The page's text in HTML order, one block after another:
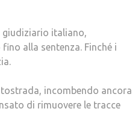
giudiziario italiano,
alla sentenza. Finché i
incombendo ancora
di rimuovere le tracce